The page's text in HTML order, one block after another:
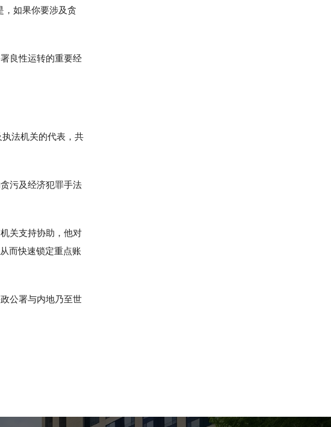
，如果你要涉及贪
良性运转的重要经
法机关的代表，共
污及经济犯罪手法
关支持协助，他对
而快速锁定重点账
公署与内地乃至世